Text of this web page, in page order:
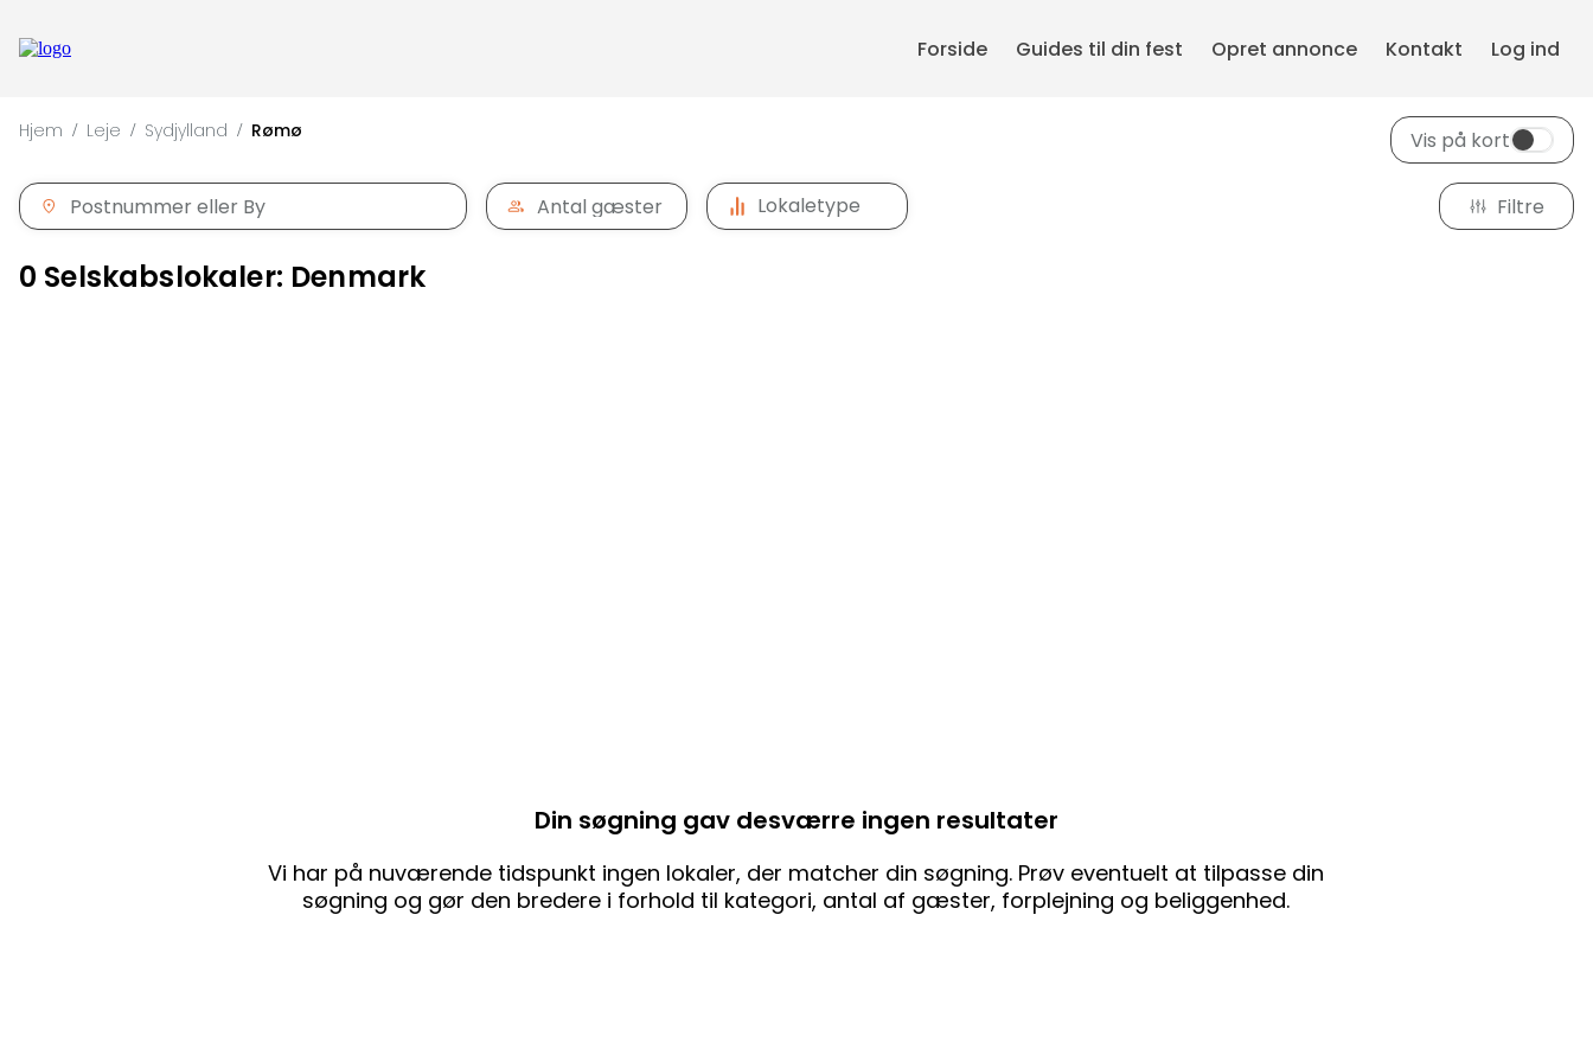
Forside Guides til din fest Opret annonce Kontakt Log ind
Hjem / Leje / Sydjylland / Rømø
Lokaletype Filtre
0 Selskabslokaler: Denmark
Din søgning gav desværre ingen resultater
Vi har på nuværende tidspunkt ingen lokaler, der matcher din søgning. Prøv eventuelt at tilpasse din
søgning og gør den bredere i forhold til kategori, antal af gæster, forplejning og beliggenhed.
Vis på kort